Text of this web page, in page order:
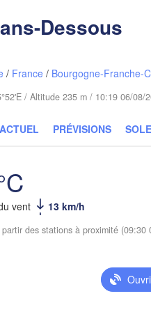
Connexion
Dessous
/ France / Bourgogne-Franche-
/ Altitude 235 m / 10:19 06/08/
PRÉVISIONS
vent 13 km/h
des stations à proximité (09:30
TCHÉQUIE